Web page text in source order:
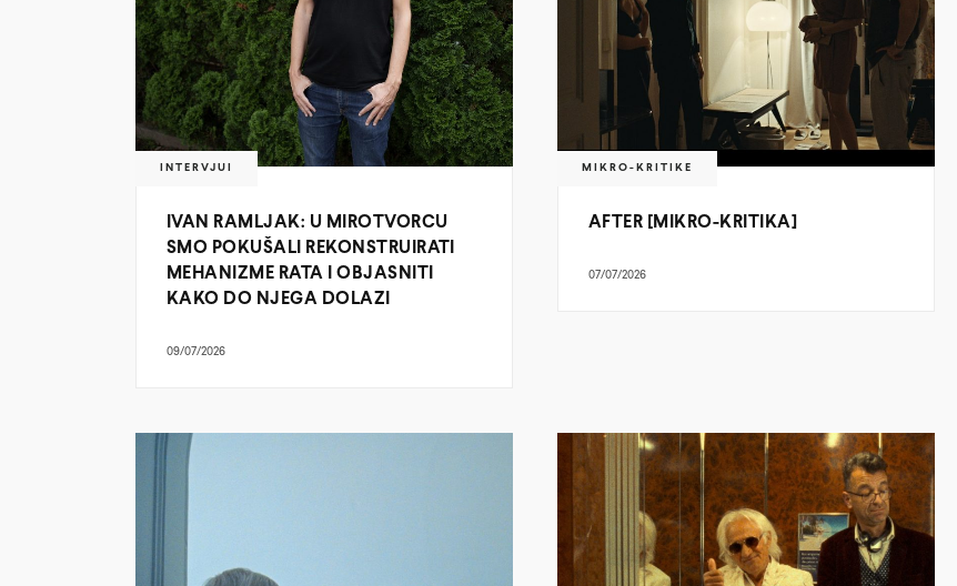
INTERVJUI
IVAN RAMLJAK: U MIROTVORCU
SMO POKUŠALI REKONSTRUIRATI
MEHANIZME RATA I OBJASNITI
KAKO DO NJEGA DOLAZI
09/07/2026
MIKRO-KRITIKE
AFTER [MIKRO-KRITIKA]
07/07/2026